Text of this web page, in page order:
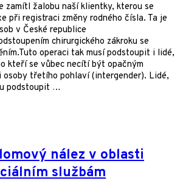
zamítl žalobu naší klientky, kterou se
při registraci změny rodného čísla. Ta je
v České republice
chirurgického zákroku se
operaci tak musí podstoupit i lidé,
kteří se vůbec necítí být opačným
osoby třetího pohlaví (intergender). Lidé,
podstoupit …
nález v oblasti
službám